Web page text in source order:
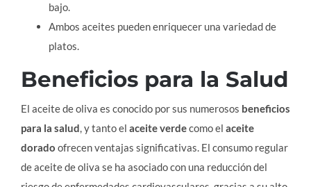
bajo.
Ambos aceites pueden enriquecer una variedad de
platos.
Beneficios para la Salud
El aceite de oliva es conocido por sus numerosos beneficios
para la salud, y tanto el aceite verdecomo el aceite
dorado ofrecen ventajas significativas. El consumo regular
de aceite de oliva se ha asociado con una reducción del